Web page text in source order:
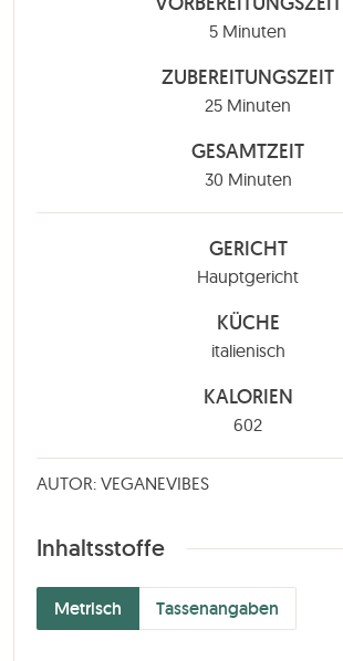
5Minuten
Minuten
ZUBEREITUNGSZEIT
25Minuten
Minuten
GESAMTZEIT
30Minuten
Minuten
GERICHT
Hauptgericht
KÜCHE
italienisch
KALORIEN
602
AUTOR: VEGANEVIBES
Inhaltsstoffe
Metrisch Tassenangaben